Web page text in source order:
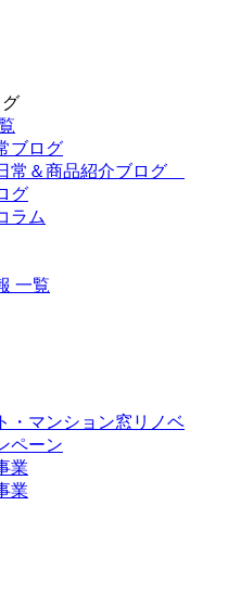
ブログ
＆商品紹介ブログ
グ
ラム
一覧
・マンション窓リノベ
ペーン
業
業